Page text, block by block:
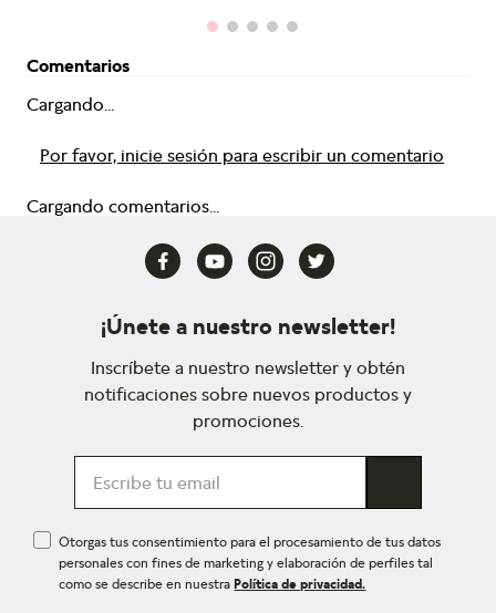
Comentarios
Cargando...
Por favor, inicie sesión para escribir un comentario
Cargando comentarios...
¡Únete a nuestro newsletter!
Inscríbete a nuestro newsletter y obtén
notificaciones sobre nuevos productos y
promociones.
Otorgas tus consentimiento para el procesamiento de tus datos
personales con fines de marketing y elaboración de perfiles tal
como se describe en nuestraPolítica de privacidad.